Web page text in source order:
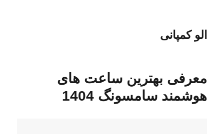
الو کمپانی
معرفی بهترین ساعت های
هوشمند سامسونگ 1404